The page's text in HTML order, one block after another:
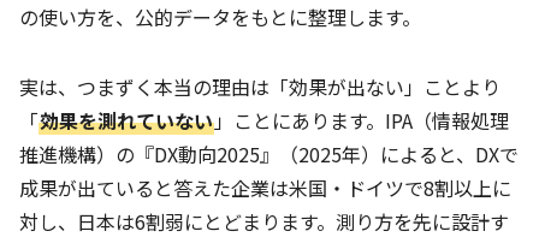
の使い方を、公的データをもとに整理します。
実は、つまずく本当の理由は「効果が出ない」ことより
「効果を測れていない 」ことにあります。IPA（情報処理
推進機構）の『DX動向2025』（2025年）によると、DXで
成果が出ていると答えた企業は米国・ドイツで8割以上に
対し、日本は6割弱にとどまります。測り方を先に設計す